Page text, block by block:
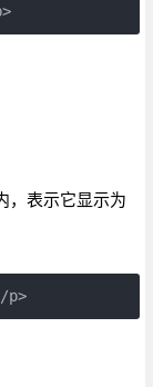
，表示它显示为
p>